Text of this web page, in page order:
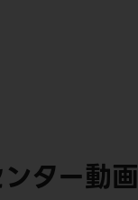
ター動画